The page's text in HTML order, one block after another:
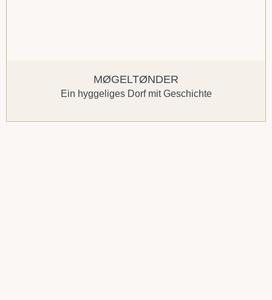
MØGELTØNDER
Ein hyggeliges Dorf mit Geschichte